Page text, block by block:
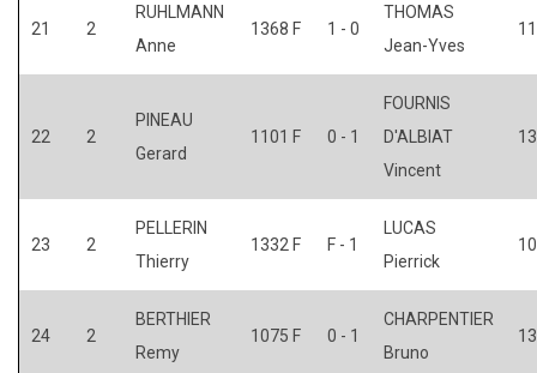
21 2
RUHLMANN
Anne
1368 F 1 - 0
THOMAS
Jean-Yves
22 2
PINEAU
Gerard
1101 F 0 - 1
FOURNIS
D'ALBIAT
Vincent
23 2
PELLERIN
Thierry
1332 F F - 1
LUCAS
Pierrick
24 2
BERTHIER
Remy
1075 F 0 - 1
CHARPENTIER
Bruno